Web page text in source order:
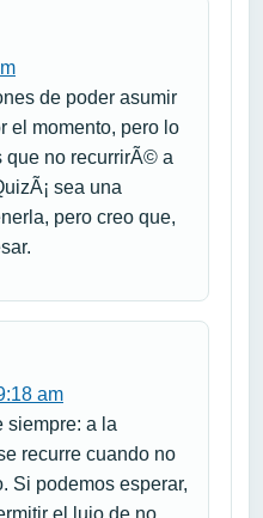
de poder asumir
el momento, pero lo
que no recurrirÃ© a
sea una
pero creo que,
am
siempre: a la
recurre cuando no
Si podemos esperar,